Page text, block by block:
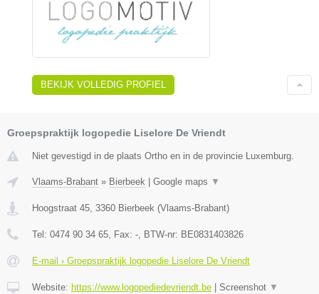
BEKIJK VOLLEDIG PROFIEL
Groepspraktijk logopedie Liselore De Vriendt
Niet gevestigd in de plaats Ortho en in de provincie Luxemburg.
Vlaams-Brabant » Bierbeek | Google maps ▼
Hoogstraat 45 3360 Bierbeek (Vlaams-Brabant)
Tel: 0474 90 34 65 , Fax: - , BTW-nr: BE0831403826
E-mail › Groepspraktijk logopedie Liselore De Vriendt
Website: https://www.logopediedevriendt.be | Screenshot ▼